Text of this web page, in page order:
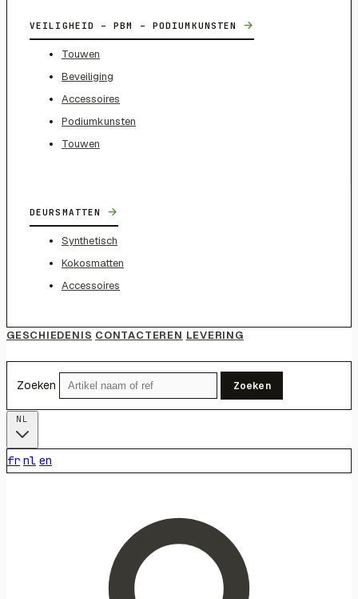
VEILIGHEID – PBM – PODIUMKUNSTEN →
Touwen
Beveiliging
Accessoires
Podiumkunsten
Touwen
DEURSMATTEN →
Synthetisch
Kokosmatten
Accessoires
GESCHIEDENIS CONTACTEREN LEVERING
Zoeken Zoeken
fr nl en